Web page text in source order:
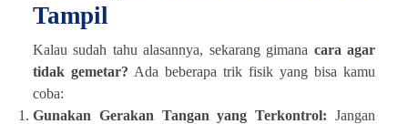
Tampil
Kalau sudah tahu alasannya, sekarang gimana cara agar
tidak gemetar? Ada beberapa trik fisik yang bisa kamu
coba:
Gunakan Gerakan Tangan yang Terkontrol: Jangan